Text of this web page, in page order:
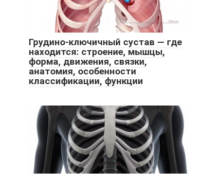
Грудино-ключичный сустав — где
находится: строение, мышцы,
форма, движения, связки,
анатомия, особенности
классификации, функции